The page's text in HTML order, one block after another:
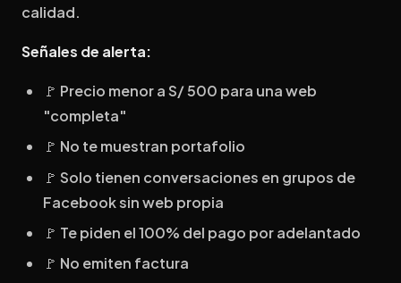
calidad.
Señales de alerta:
🚩 Precio menor a S/ 500 para una web
"completa"
🚩 No te muestran portafolio
🚩 Solo tienen conversaciones en grupos de
Facebook sin web propia
🚩 Te piden el 100% del pago por adelantado
🚩 No emiten factura